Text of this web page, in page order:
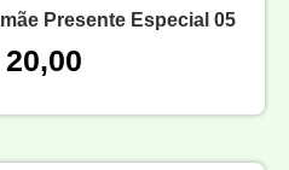
Presente Especial 05